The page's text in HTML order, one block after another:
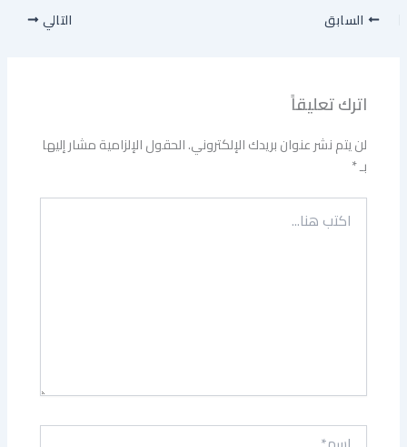
السابق التالي
اترك تعليقاً
لن يتم نشر عنوان بريدك الإلكتروني.الحقول الإلزامية مشار إليها
بـ*
اكتب
هنا...
اسم*